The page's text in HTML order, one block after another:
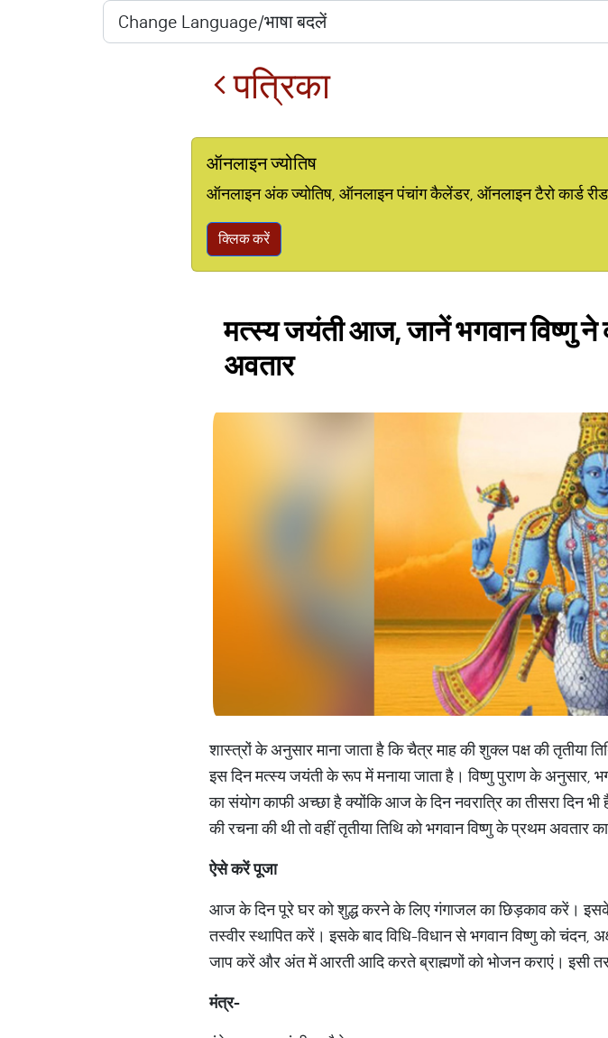
पत्रिका
ऑनलाइन ज्योतिष
ऑनलाइन अंक ज्योतिष, ऑनलाइन पंचांग कैलेंडर, ऑनलाइन टैरो कार्ड
क्लिक करें
मत्स्य जयंती आज, जानें भगवान विष्णु ने
अवतार
शास्त्रों के अनुसार माना जाता है कि चैत्र माह की शुक्ल पक्ष की तृतीया
इस दिन मत्स्य जयंती के रूप में मनाया जाता है। विष्णु पुराण के अनुसार,
का संयोग काफी अच्छा है क्योंकि आज के दिन नवरात्रि का तीसरा दिन भी
की रचना की थी तो वहीं तृतीया तिथि को भगवान विष्णु के प्रथम अवतार
ऐसे करें पूजा
आज के दिन पूरे घर को शुद्ध करने के लिए गंगाजल का छिड़काव करें। इसके
तस्वीर स्थापित करें। इसके बाद विधि-विधान से भगवान विष्णु को
जाप करें और अंत में आरती आदि करते ब्राह्मणों को भोजन कराएं। इसी
मंत्र-